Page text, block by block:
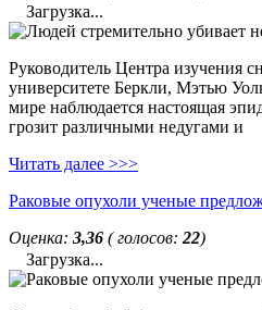
Загрузка...
Руководитель Центра изучения
университете Беркли, Мэтью
мире наблюдается настоящая
грозит различными недугами и
Читать далее >>>
Раковые опухоли ученые
Оценка: 3,36 ( голосов: 22)
Загрузка...